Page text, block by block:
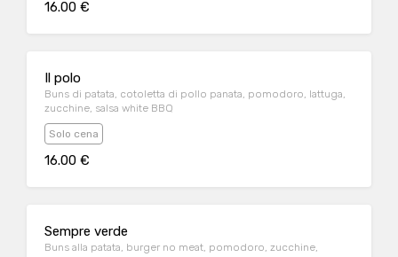
16.00 €
Il polo
Buns di patata, cotoletta di pollo panata, pomodoro, lattuga,
zucchine, salsa white BBQ
Solo cena
16.00 €
Sempre verde
Buns alla patata, burger no meat, pomodoro, zucchine,